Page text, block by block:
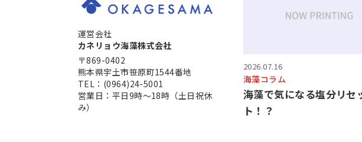
2026.07.16
海藻コラム
海藻で気になる塩分リセ
ト！？
運営会社
カネリョウ海藻株式会社
〒869-0402
熊本県宇土市笹原町1544番地
TEL：(0964)24-5001
営業日：平日9時～18時（土日祝休
み）